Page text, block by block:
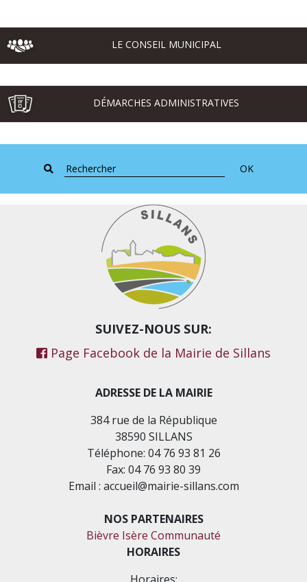
LE CONSEIL MUNICIPAL
DÉMARCHES ADMINISTRATIVES
OK
ADRESSE DE LA MAIRIE
384 rue de la République
38590 SILLANS
Téléphone: 04 76 93 81 26
Fax: 04 76 93 80 39
Email : accueil@mairie-sillans.com
NOS PARTENAIRES
Bièvre Isère Communauté
SUIVEZ-NOUS SUR:
Page Facebook de la Mairie de Sillans
HORAIRES